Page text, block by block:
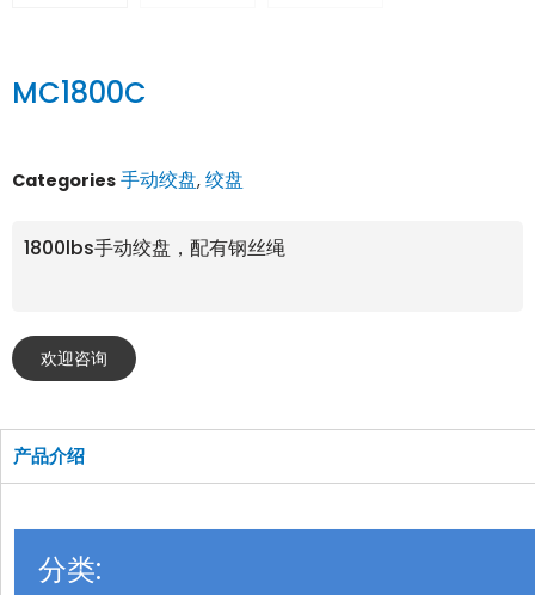
MC1800C
Categories 手动绞盘, 绞盘
1800lbs手动绞盘，配有钢丝绳
欢迎咨询
产品介绍
分类: